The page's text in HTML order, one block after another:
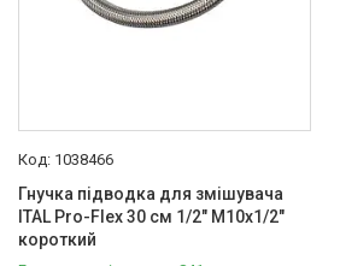
кімнати
Рушникосушарки
Матеріали для влаштування
теплої підлоги
1038466
Гнучка підводка для змішувача
ITAL Pro-Flex 30 см 1/2" M10x1/2"
короткий